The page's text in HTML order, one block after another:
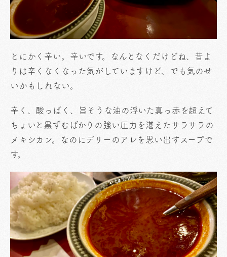
とにかく辛い。辛いです。なんとなくだけどね、昔よ
りは辛くなくなった気がしていますけど、でも気のせ
いかもしれない。
辛く、酸っぱく、旨そうな油の浮いた真っ赤を超えて
ちょいと黒ずむばかりの強い圧力を湛えたサラサラの
メキシカン。なのにデリーのアレを思い出すスープで
す。